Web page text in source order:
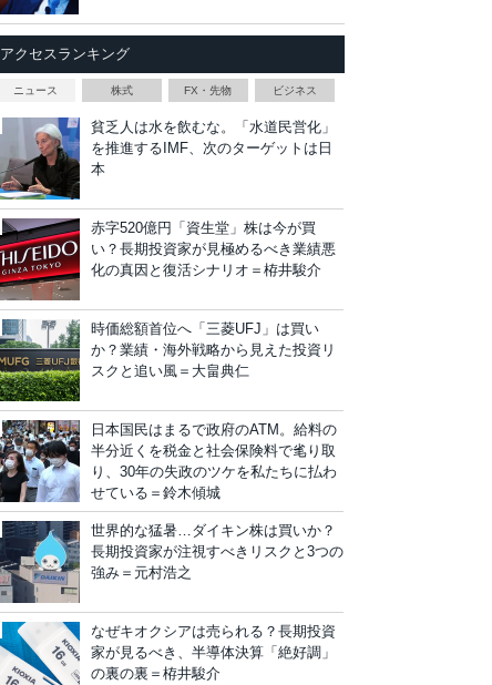
アクセスランキング
ニュース 株式 FX・先物 ビジネス
貧乏人は水を飲むな。「水道民営化」
を推進するIMF、次のターゲットは日
本
赤字520億円「資生堂」株は今が買
い？長期投資家が見極めるべき業績悪
化の真因と復活シナリオ＝栫井駿介
時価総額首位へ「三菱UFJ」は買い
か？業績・海外戦略から見えた投資リ
スクと追い風＝大畠典仁
日本国民はまるで政府のATM。給料の
半分近くを税金と社会保険料で毟り取
り、30年の失政のツケを私たちに払わ
せている＝鈴木傾城
世界的な猛暑…ダイキン株は買いか？
長期投資家が注視すべきリスクと3つの
強み＝元村浩之
なぜキオクシアは売られる？長期投資
家が見るべき、半導体決算「絶好調」
の裏の裏＝栫井駿介